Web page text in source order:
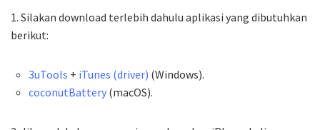
1. Silakan download terlebih dahulu aplikasi yang dibutuhkan
berikut:
3uTools + iTunes (driver) (Windows).
coconutBattery (macOS).